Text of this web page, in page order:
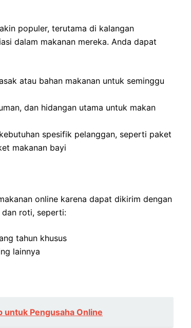
populer, terutama di kalangan
dalam makanan mereka. Anda dapat
atau bahan makanan untuk seminggu
dan hidangan utama untuk makan
spesifik pelanggan, seperti paket
makanan bayi
online karena dapat dikirim dengan
dan roti, seperti:
tahun khusus
lainnya
untuk Pengusaha Online